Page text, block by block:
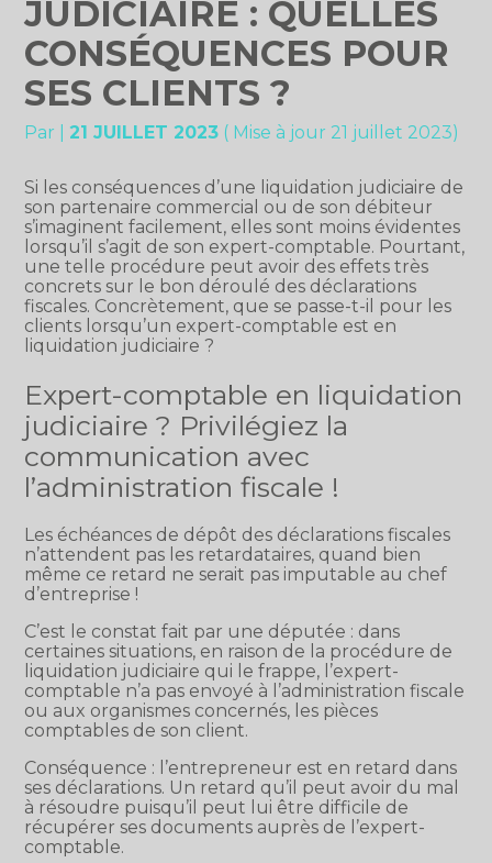
JUDICIAIRE : QUELLES
CONSÉQUENCES POUR
SES CLIENTS ?
Par 21 JUILLET 2023 ( Mise à jour 21 juillet 2023)
Si les conséquences d’une liquidation judiciaire de
son partenaire commercial ou de son débiteur
s’imaginent facilement, elles sont moins évidentes
lorsqu’il s’agit de son expert-comptable. Pourtant,
une telle procédure peut avoir des effets très
concrets sur le bon déroulé des déclarations
fiscales. Concrètement, que se passe-t-il pour les
clients lorsqu’un expert-comptable est en
liquidation judiciaire ?
Expert-comptable en liquidation
judiciaire ? Privilégiez la
communication avec
l’administration fiscale !
Les échéances de dépôt des déclarations fiscales
n’attendent pas les retardataires, quand bien
même ce retard ne serait pas imputable au chef
d’entreprise !
C’est le constat fait par une députée : dans
certaines situations, en raison de la procédure de
liquidation judiciaire qui le frappe, l’expert-
comptable n’a pas envoyé à l’administration fiscale
ou aux organismes concernés, les pièces
comptables de son client.
Conséquence : l’entrepreneur est en retard dans
ses déclarations. Un retard qu’il peut avoir du mal
à résoudre puisqu’il peut lui être difficile de
récupérer ses documents auprès de l’expert-
comptable.